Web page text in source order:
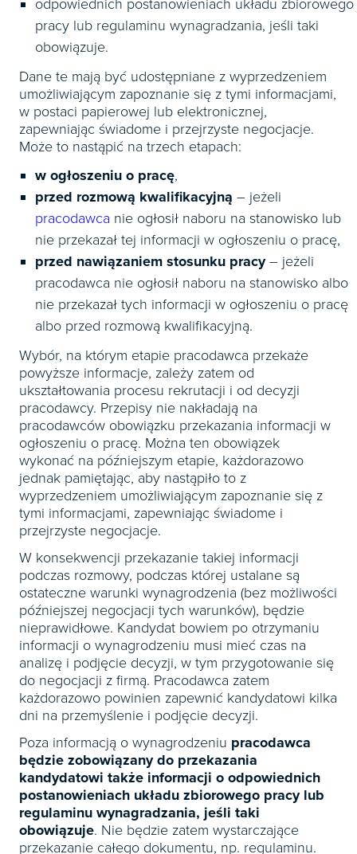
odpowiednich postanowieniach układu zbiorowego
pracy lub regulaminu wynagradzania, jeśli taki
obowiązuje.
Dane te mają być udostępniane z wyprzedzeniem
umożliwiającym zapoznanie się z tymi informacjami,
w postaci papierowej lub elektronicznej,
zapewniając świadome i przejrzyste negocjacje.
Może to nastąpić na trzech etapach:
w ogłoszeniu o pracę,
przed rozmową kwalifikacyjną – jeżeli
pracodawca nie ogłosił naboru na stanowisko lub
nie przekazał tej informacji w ogłoszeniu o pracę,
przed nawiązaniem stosunku pracy– jeżeli
pracodawca nie ogłosił naboru na stanowisko albo
nie przekazał tych informacji w ogłoszeniu o pracę
albo przed rozmową kwalifikacyjną.
Wybór, na którym etapie pracodawca przekaże
powyższe informacje, zależy zatem od
ukształtowania procesu rekrutacji i od decyzji
pracodawcy. Przepisy nie nakładają na
pracodawców obowiązku przekazania informacji w
ogłoszeniu o pracę. Można ten obowiązek
wykonać na późniejszym etapie, każdorazowo
jednak pamiętając, aby nastąpiło to z
wyprzedzeniem umożliwiającym zapoznanie się z
tymi informacjami, zapewniając świadome i
przejrzyste negocjacje.
W konsekwencji przekazanie takiej informacji
podczas rozmowy, podczas której ustalane są
ostateczne warunki wynagrodzenia (bez możliwości
późniejszej negocjacji tych warunków), będzie
nieprawidłowe. Kandydat bowiem po otrzymaniu
informacji o wynagrodzeniu musi mieć czas na
analizę i podjęcie decyzji, w tym przygotowanie się
do negocjacji z firmą. Pracodawca zatem
każdorazowo powinien zapewnić kandydatowi kilka
dni na przemyślenie i podjęcie decyzji.
Poza informacją o wynagrodzeniu pracodawca
będzie zobowiązany do przekazania
kandydatowi także informacji o odpowiednich
postanowieniach układu zbiorowego pracy lub
regulaminu wynagradzania, jeśli taki
obowiązuje. Nie będzie zatem wystarczające
przekazanie całego dokumentu, np. regulaminu.